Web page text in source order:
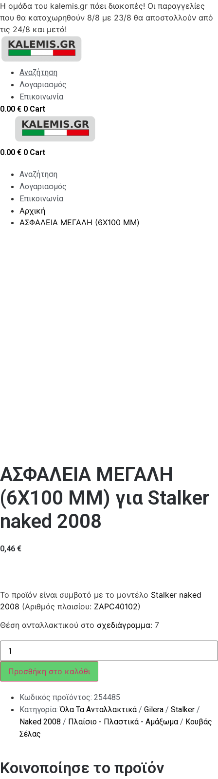
Η ομάδα του kalemis.gr πάει διακοπές! Οι παραγγελίες
που θα καταχωρηθούν 8/8 με 23/8 θα αποσταλλούν από
τις 24/8 και μετά!
Skip
content
Αναζήτηση
Λογαριασμός
Επικοινωνία
0.00 € 0 Cart
0.00 € 0 Cart
Αναζήτηση
Λογαριασμός
Επικοινωνία
Αρχική
ΑΣΦΑΛΕΙΑ ΜΕΓΑΛΗ (6Χ100 MM)
ΑΣΦΑΛΕΙΑ ΜΕΓΑΛΗ
(6Χ100 MM) για Stalker
naked 2008
0,46 €
Το προϊόν είναι συμβατό με το μοντέλο Stalker naked
2008 (Αριθμός πλαισίου: ZAPC40102)
Θέση ανταλλακτικού στο σχεδιάγραμμα: 7
ΑΣΦΑΛΕΙΑ
ΜΕΓΑΛΗ
(6Χ100
MM)
ποσότητα
Προσθήκη στο καλάθι
Κωδικός προϊόντος: 254485
Κατηγορία:Όλα Τα Ανταλλακτικά/ Gilera / Stalker /
Naked 2008 / Πλαίσιο - Πλαστικά - Αμάξωμα/ Κουβάς
Σέλας
Κοινοποίησε το προϊόν